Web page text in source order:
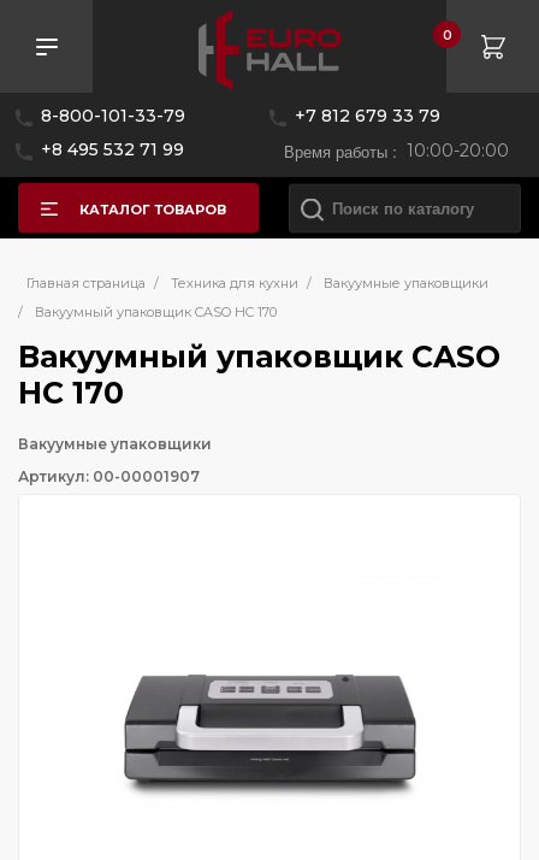
8-800-101-33-79
+7 812 679 33 79
+8 495 532 71 99
Время работы : 10:00-20:00
0
КАТАЛОГ ТОВАРОВ
Главная страница / Техника для кухни /
Вакуумные упаковщики
/
Вакуумный упаковщик CASO HC 170
Вакуумный упаковщик CASO
HC 170
Вакуумные упаковщики
Артикул: 00-00001907